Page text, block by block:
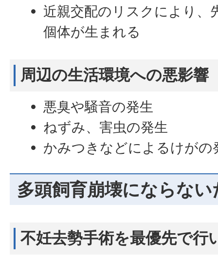
近親交配のリスクにより、
個体が生まれる
周辺の生活環境への悪影響
悪臭や騒音の発生
ねずみ、害虫の発生
かみつきなどによるけがの
多頭飼育崩壊にならな
不妊去勢手術を最優先で行